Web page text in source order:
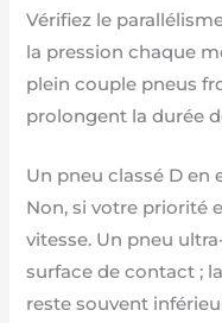
Vérifiez le
la pression chaque
plein couple pneus
prolongent la durée
Un pneu classé D en
Non, si votre priorité
vitesse. Un pneu
surface de contact ;
reste souvent